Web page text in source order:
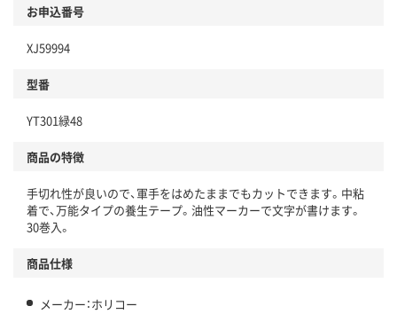
お申込番号
XJ59994
型番
YT301緑48
商品の特徴
手切れ性が良いので、軍手をはめたままでもカットできます。中粘
着で、万能タイプの養生テープ。油性マーカーで文字が書けます。
30巻入。
商品仕様
メーカー：ホリコー